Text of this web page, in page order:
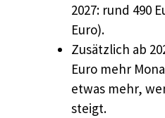
2027: rund 490
Euro).​
Zusätzlich ab
Euro mehr
etwas mehr,
steigt.​